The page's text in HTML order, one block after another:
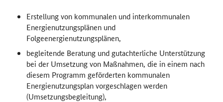
Erstellung von kommunalen und interkommunalen
Energienutzungsplänen und
Folgeenergienutzungsplänen,
begleitende Beratung und gutachterliche Unterstützung
bei der Umsetzung von Maßnahmen, die in einem nach
diesem Programm geförderten kommunalen
Energienutzungsplan vorgeschlagen werden
(Umsetzungsbegleitung),